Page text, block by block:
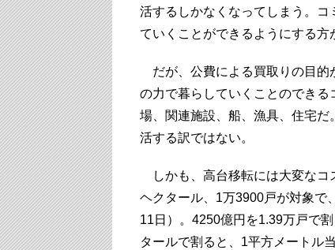
活するしかなくなってしまう。
ていくことができるようにする方
だが、公費による買取りの目的
の力で暮らしていくことのでき
場、関連施設、船、漁具、住宅
活する訳ではない。
しかも、高台移転には大変なコ
ヘクタール、1万3900戸が対象で
11日）。4250億円を1.39万戸で
タールで割ると、1平方メートル